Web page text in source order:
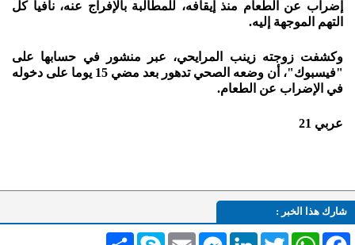
إضراب عن الطعام منذ إيقافه، للمطالبة بالإفراج عنه، نافيا كل
التهم الموجهة إليه.
وكشفت زوجته زينب المرايحي، عبر منشور في حسابها على
"فيسبوك"، أن وضعه الصحي تدهور بعد مضي 15 يوما على دخوله
في الإضراب عن الطعام.
عربي 21
شارك هذا الخبر :
انشر Skype Email
MessengerLinkedInTwitterWhatsAppFacebook